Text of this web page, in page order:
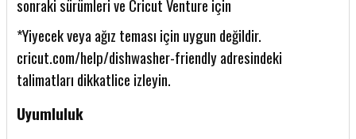
sonraki sürümleri ve Cricut Venture için
*Yiyecek veya ağız teması için uygun değildir.
cricut.com/help/dishwasher-friendly adresindeki
talimatları dikkatlice izleyin.
Uyumluluk